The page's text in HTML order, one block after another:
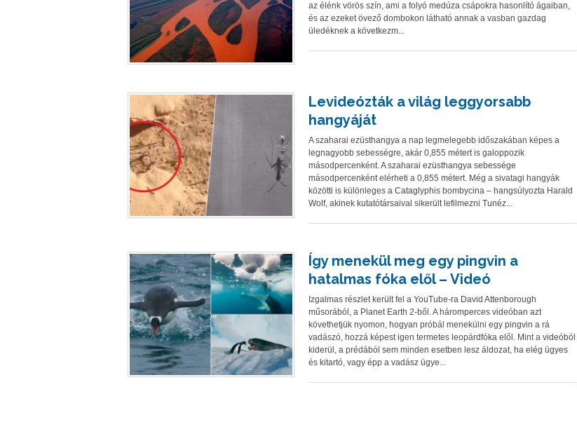
az élénk vörös szín, ami a folyó medúza csápokra hasonlító ágaiban,
és az ezeket övező dombokon látható annak a vasban gazdag
üledéknek a következm...
Levideózták a világ leggyorsabb
hangyáját
A szaharai ezüsthangya a nap legmelegebb időszakában képes a
legnagyobb sebességre, akár 0,855 métert is galoppozik
másodpercenként. A szaharai ezüsthangya sebessége
másodpercenként elérheti a 0,855 métert. Még a sivatagi hangyák
közötti is különleges a Cataglyphis bombycina – hangsúlyozta Harald
Wolf, akinek kutatótársaival sikerült lefilmezni Tunéz...
Így menekül meg egy pingvin a
hatalmas fóka elől – Videó
Izgalmas részlet került fel a YouTube-ra David Attenborough
műsorából, a Planet Earth 2-ből. A háromperces videóban azt
követhetjük nyomon, hogyan próbál menekülni egy pingvin a rá
vadászó, hozzá képest igen termetes leopárdfóka elől. Mint a videóból
kiderül, a prédából sem minden esetben lesz áldozat, ha elég ügyes
és kitartó, vagy épp a vadász ügye...